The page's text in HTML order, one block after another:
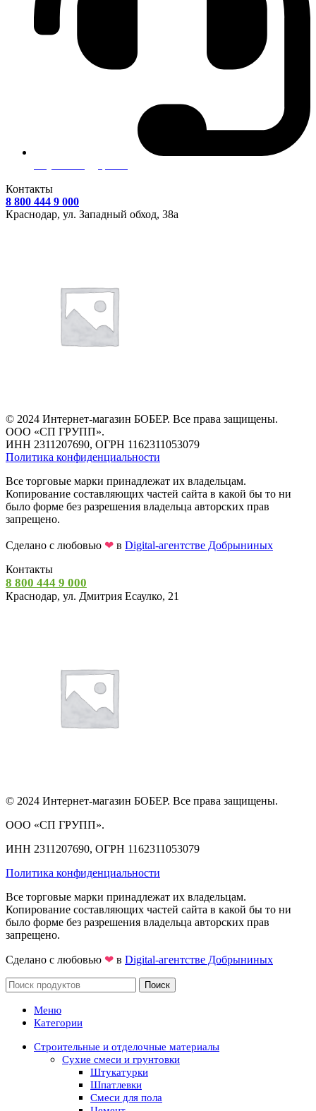
Контакты
8 800 444 9 000
Краснодар, ул. Западный обход, 38а
© 2024 Интернет-магазин БОБЕР. Все права защищены.
ООО «СП ГРУПП».
ИНН 2311207690, ОГРН 1162311053079
Политика конфиденциальности
Все торговые марки принадлежат их владельцам.
Копирование составляющих частей сайта в какой бы то ни
было форме без разрешения владельца авторских прав
запрещено.
Сделано с любовью ❤ в Digital-агентстве Добрыниных
Контакты
8 800 444 9 000
Краснодар, ул. Дмитрия Есаулко, 21
© 2024 Интернет-магазин БОБЕР. Все права защищены.
ООО «СП ГРУПП».
ИНН 2311207690, ОГРН 1162311053079
Политика конфиденциальности
Все торговые марки принадлежат их владельцам.
Копирование составляющих частей сайта в какой бы то ни
было форме без разрешения владельца авторских прав
запрещено.
Сделано с любовью ❤ в Digital-агентстве Добрыниных
Поиск
Меню
Категории
Строительные и отделочные материалы
Сухие смеси и грунтовки
Штукатурки
Шпатлевки
Смеси для пола